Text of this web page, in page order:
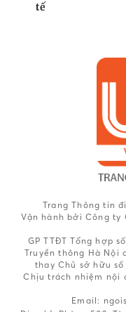
tế
Trang Thông tin
Vận hành bởi Công ty
GP TTĐT Tổng hợp
Truyền thông Hà Nội
thay Chủ sở hữu số
Chịu trách nhiệm nội
Email: